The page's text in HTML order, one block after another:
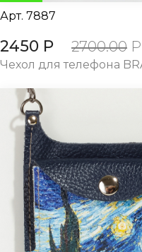
Арт. 7887
2450 Р 2700.00 Р
Чехол для телефона